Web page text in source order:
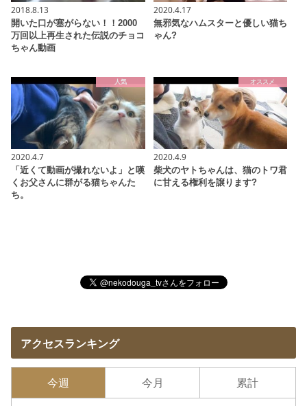
2018.8.13
開いた口が塞がらない！！2000
万回以上再生された伝説のチョコ
ちゃん動画
2020.4.17
無邪気なハムスターと優しい猫ち
ゃん?
人気
2020.4.7
「近くて動画が撮れないよ」と嘆
くお父さんに群がる猫ちゃんた
ち。
オススメ
2020.4.9
柴犬のヤトちゃんは、猫のトワ君
に甘える権利を譲ります?
アクセスランキング
今週 今月 累計